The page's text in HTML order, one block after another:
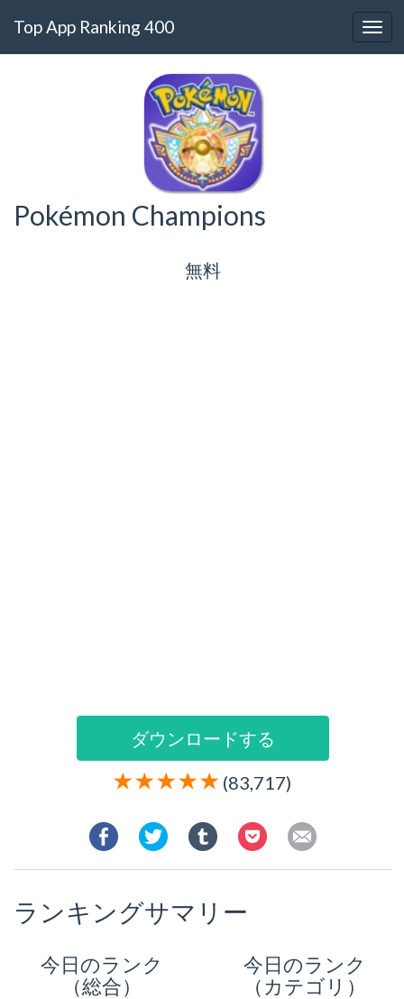
Top App Ranking 400
Pokémon Champions
無料
ダウンロードする
(83,717)
ランキングサマリー
今日のランク
（総合）
今日のランク
（カテゴリ）